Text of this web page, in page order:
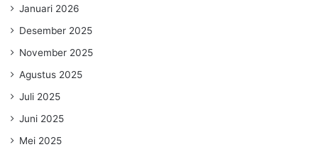
Januari 2026
Desember 2025
November 2025
Agustus 2025
Juli 2025
Juni 2025
Mei 2025